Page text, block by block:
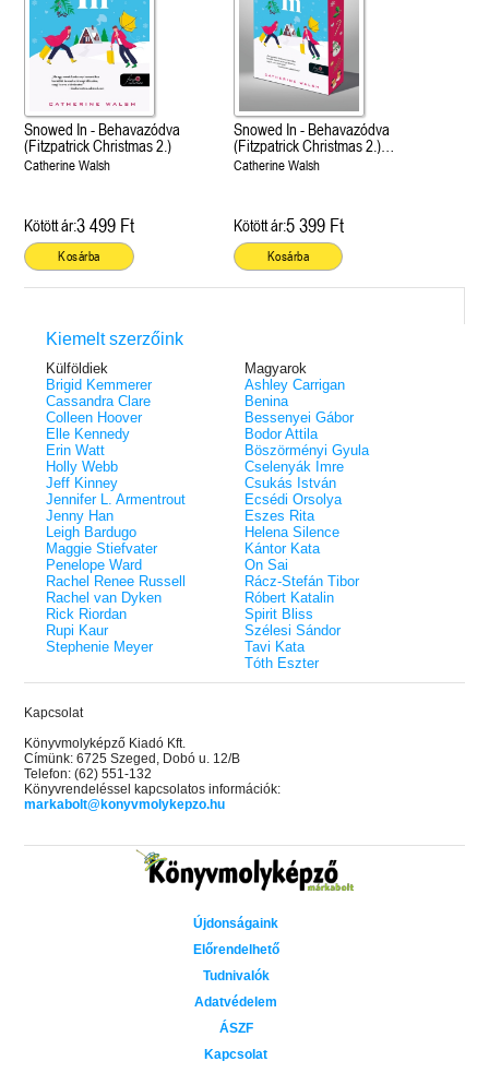
Snowed In - Behavazódva
(Fitzpatrick Christmas 2.)
Catherine Walsh
Kötött ár:3 499 Ft
Kosárba
Snowed In - Behavazódva
(Fitzpatrick Christmas 2.)
Különleges éldekorált kiadás!
Catherine Walsh
Kötött ár:5 399 Ft
Kosárba
Kiemelt szerzőink
Külföldiek
Brigid Kemmerer
Cassandra Clare
Colleen Hoover
Elle Kennedy
Erin Watt
Holly Webb
Jeff Kinney
Jennifer L. Armentrout
Jenny Han
Leigh Bardugo
Maggie Stiefvater
Penelope Ward
Rachel Renee Russell
Rachel van Dyken
Rick Riordan
Rupi Kaur
Stephenie Meyer
Magyarok
Ashley Carrigan
Benina
Bessenyei Gábor
Bodor Attila
Böszörményi Gyula
Cselenyák Imre
Csukás István
Ecsédi Orsolya
Eszes Rita
Helena Silence
Kántor Kata
On Sai
Rácz-Stefán Tibor
Róbert Katalin
Spirit Bliss
Szélesi Sándor
Tavi Kata
Tóth Eszter
Kapcsolat
Könyvmolyképző Kiadó Kft.
Címünk: 6725 Szeged, Dobó u. 12/B
Telefon: (62) 551-132
Könyvrendeléssel kapcsolatos információk:
markabolt@konyvmolykepzo.hu
Újdonságaink
Előrendelhető
Tudnivalók
Adatvédelem
ÁSZF
Kapcsolat